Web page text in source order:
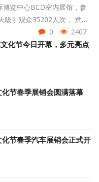
览中心BCD室内展馆，参
吸引观众35202人次， 意向
0 2407
化节今日开幕，多元亮点
节春季展销会圆满落幕
节春季汽车展销会正式开